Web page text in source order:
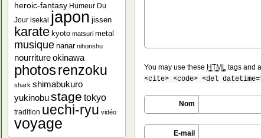
You may use these HTML tags and
<cite> <code> <del
Nom
E-mail
heroic-fantasy Humeur Du
Jour isekai japon jissen
karate kyoto matsuri metal
musique nanar nihonshu
nourriture okinawa
photosrenzoku
shark shimabukuro
yukinobu stage tokyo
tradition uechi-ryu vidéo
voyage